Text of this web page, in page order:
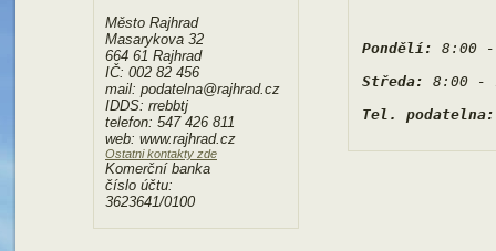
Město Rajhrad
Masarykova 32
664 61 Rajhrad
IČ: 002 82 456
mail: podatelna@rajhrad.cz
IDDS: rrebbtj
telefon: 547 426 811
web: www.rajhrad.cz
Ostatni kontakty zde
Komerční banka
číslo účtu:
3623641/0100
Pondělí: 8:00 -
Středa: 8:00 -
Tel. podatelna: